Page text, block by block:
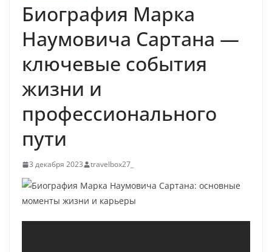
Биография Марка
Наумовича Сартана —
ключевые события
жизни и
профессионального
пути
3 декабря 2023 travelbox27_